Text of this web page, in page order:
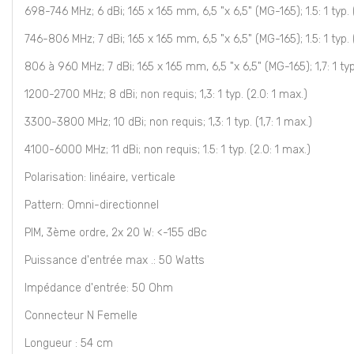
698-746 MHz; 6 dBi; 165 x 165 mm, 6,5 "x 6,5" (MG-165); 1.5: 1 typ.
746-806 MHz; 7 dBi; 165 x 165 mm, 6,5 "x 6,5" (MG-165); 1.5: 1 typ.
806 à 960 MHz; 7 dBi; 165 x 165 mm, 6,5 "x 6,5" (MG-165); 1,7: 1
1200-2700 MHz; 8 dBi; non requis; 1,3: 1 typ. (2.0: 1 max.)
3300-3800 MHz; 10 dBi; non requis; 1,3: 1 typ. (1,7: 1 max.)
4100-6000 MHz; 11 dBi; non requis; 1.5: 1 typ. (2.0: 1 max.)
Polarisation: linéaire, verticale
Pattern: Omni-directionnel
PIM, 3ème ordre, 2x 20 W: <-155 dBc
Puissance d'entrée max .: 50 Watts
Impédance d'entrée: 50 Ohm
Connecteur N Femelle
Longueur : 54 cm